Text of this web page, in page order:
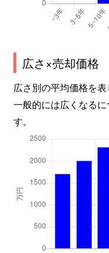
広さ×売却価格
広さ別の平均価格を表
一般的には広くなる
す。